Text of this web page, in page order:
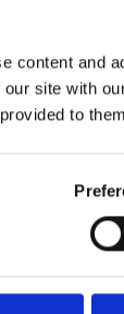
content and
site with
to